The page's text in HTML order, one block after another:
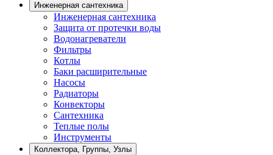
Инженерная сантехника
Инженерная сантехника
Защита от протечки воды
Водонагреватели
Фильтры
Котлы
Баки расширительные
Насосы
Радиаторы
Конвекторы
Сантехника
Теплые полы
Инструменты
Коллектора, Группы, Узлы